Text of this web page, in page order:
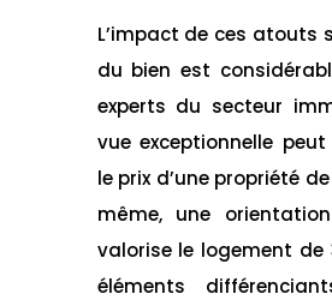
L’impact de ces atouts
du bien est
experts du secteur
vue exceptionnelle
le prix d’une propriété
même, une
valorise le logement de
éléments